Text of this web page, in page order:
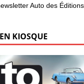
Auto des
KIOSQUE